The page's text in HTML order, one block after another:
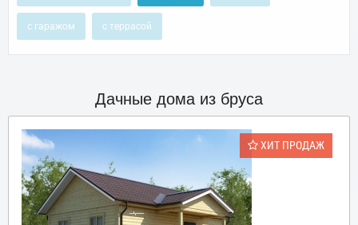
с гаражом с террасой
Дачные дома из бруса
ХИТ ПРОДАЖ